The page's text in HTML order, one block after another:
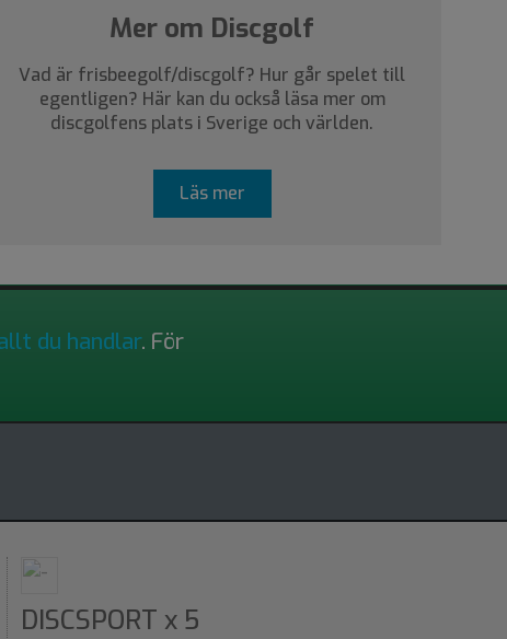
Mer om Discgolf
Vad är frisbeegolf/discgolf? Hur går spelet till
egentligen? Här kan du också läsa mer om
discgolfens plats i Sverige och världen.
Läs mer
du handlar. För
DISCSPORT x 5